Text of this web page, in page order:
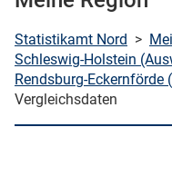
starten
Statistikamt Nord >
Schleswig-Holstein
Rendsburg-Eckernförde
Vergleichsdaten